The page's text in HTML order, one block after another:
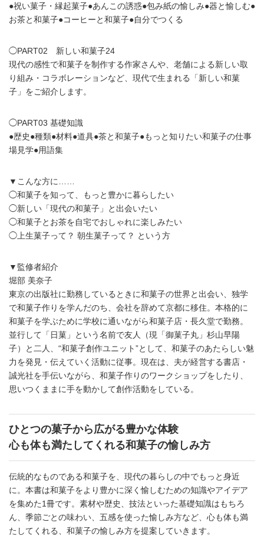
●祝い菓子・縁起菓子●あんこの誘惑●包み紙の愉しみ●器と愉しむ●
お茶と和菓子●コーヒーと和菓子●自分でつくる
◯PART02 新しい和菓子24
現代の感性で和菓子を制作する作家さんや、老舗による新しい取
り組み・コラボレーションなど、現代で生まれる「新しい和菓
子」をご紹介します。
◯PART03 基礎知識
●歴史●種類●材料●道具●茶と和菓子●もっと知りたい和菓子の仕事
場見学●用語集
▼こんな方に……
◯和菓子を知って、もっと豊かに暮らしたい
◯新しい「現代の和菓子」と出会いたい
◯和菓子とお茶を自宅でおしゃれに楽しみたい
◯上生菓子って？ 朝生菓子って？ という方
▼監修者紹介
堀部 美奈子
東京の出版社に勤務しているときに和菓子の世界と出会い、独学
で和菓子作りを学んだのち、会社を辞めて京都に移住。本格的に
和菓子を学ぶために学校に通いながら和菓子店・長久堂で勤務。
並行して「日菓」という名前で友人（現「御菓子丸」杉山早陽
子）と二人、“和菓子創作ユニット”として、和菓子のあたらしい魅
力を発見・伝えていく活動に従事。現在は、夫が経営する書店・
誠光社を手伝いながら、和菓子作りのワークショップをしたり、
思いつくままに手を動かして創作活動をしている。
ひとつの菓子から広がる豊かな体験
心も体も満たしてくれる和菓子の愉しみ方
伝統的なものである和菓子を、現代の暮らしの中でもっと身近
に。本書は和菓子をより豊かに深く愉しむための知識やアイデア
を集めた1冊です。素材や歴史、技法といった基礎知識はもちろ
ん、季節ごとの味わい、五感を使った愉しみ方など、心も体も満
たしてくれる、和菓子の愉しみ方を提案していきます。